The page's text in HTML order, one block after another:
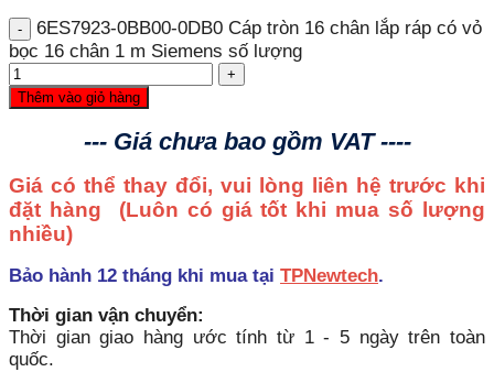
6ES7923-0BB00-0DB0 Cáp tròn 16 chân lắp ráp có vỏ
bọc 16 chân 1 m Siemens số lượng
Thêm vào giỏ hàng
--- Giá chưa bao gồm VAT ----
Giá có thể thay đổi, vui lòng liên hệ trước khi
đặt hàng (Luôn có giá tốt khi mua số lượng
nhiều)
Bảo hành 12 tháng khi mua tại TPNewtech.
Thời gian vận chuyển:
Thời gian giao hàng ước tính từ 1 - 5 ngày trên toàn
quốc.